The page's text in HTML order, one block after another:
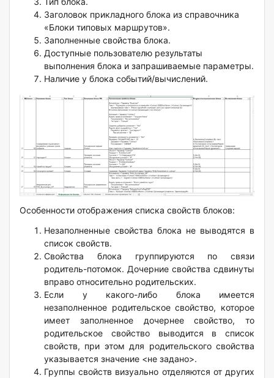
Заголовок прикладного блока из справочника
«Блоки типовых маршрутов».
Заполненные свойства блока.
Доступные пользователю результаты
выполнения блока и запрашиваемые параметры.
Наличие у блока событий/вычислений.
Особенности отображения списка свойств блоков:
Незаполненные свойства блока не выводятся в
список свойств.
Свойства блока группируются по связи
родитель-потомок. Дочерние свойства сдвинуты
вправо относительно родительских.
Если у какого-либо блока имеется
незаполненное родительское свойство, которое
имеет заполненное дочернее свойство, то
родительское свойство выводится в список
свойств, при этом для родительского свойства
указывается значение <не задано>.
Группы свойств визуально отделяются от других